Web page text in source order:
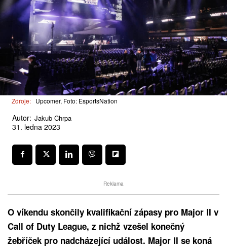
Zdroje: Upcomer, Foto: EsportsNation
Autor: Jakub Chrpa
31. ledna 2023
Reklama
O víkendu skončily kvalifikační zápasy pro Major II v
Call of Duty League, z nichž vzešel konečný
žebříček pro nadcházející událost. Major II se koná